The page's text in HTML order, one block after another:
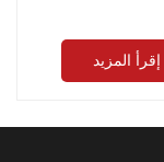
إقرأ المزيد